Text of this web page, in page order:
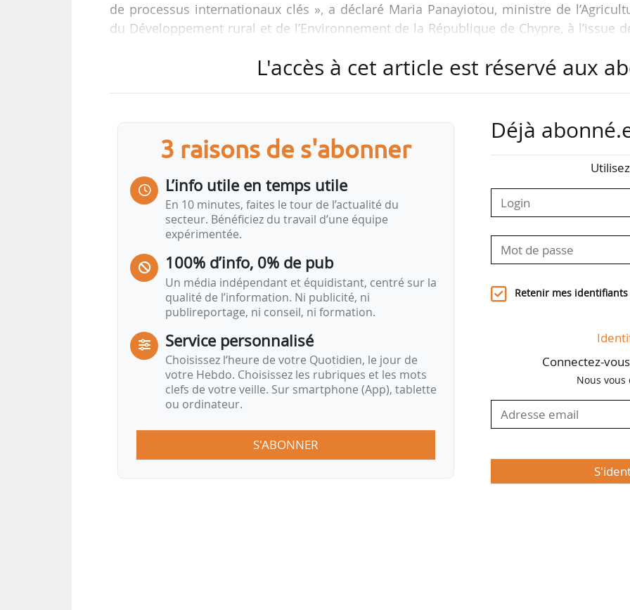
de processus internationaux clés », a déclaré Maria Panayiotou, ministre de
du Développement rural et de l’Environnement de la République de Chypre, à l’issue
• Règlement REACH : aucune révision complète n’est prévue en raison des
accrues exercées sur l’industrie chimique et de la nécessité d’une sécurité
L’accent sera plutôt mis sur l’amélioration de l’efficacité dans le cadre actuel.
• Stratégie de résilience dans le domaine de l’eau : le Conseil a fait le point sur les
réalisés en matière d’efficacit…
L'accès à cet article est réservé aux
3 raisons de s'abonner
L’info utile en temps utile
En 10 minutes, faites le tour de l’actualité du
secteur. Bénéficiez du travail d’une équipe
expérimentée.
100% d’info, 0% de pub
Un média indépendant et équidistant, centré sur la
qualité de l’information. Ni publicité, ni
publireportage, ni conseil, ni formation.
Service personnalisé
Choisissez l‘heure de votre Quotidien, le jour de
votre Hebdo. Choisissez les rubriques et les mots
clefs de votre veille. Sur smartphone (App), tablette
ou ordinateur.
S'ABONNER
Déjà
Retenir mes identifiants
Connectez-
Nous vous